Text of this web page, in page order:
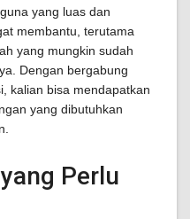
yang luas dan
membantu, terutama
yang mungkin sudah
Dengan bergabung
kalian bisa mendapatkan
yang dibutuhkan
Perlu